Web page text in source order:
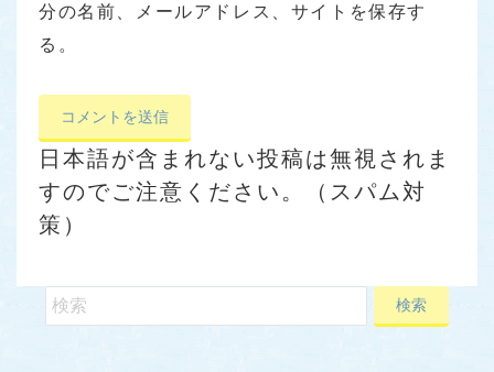
分の名前、メールアドレス、サイトを保存す
る。
日本語が含まれない投稿は無視されま
すのでご注意ください。（スパム対
策）